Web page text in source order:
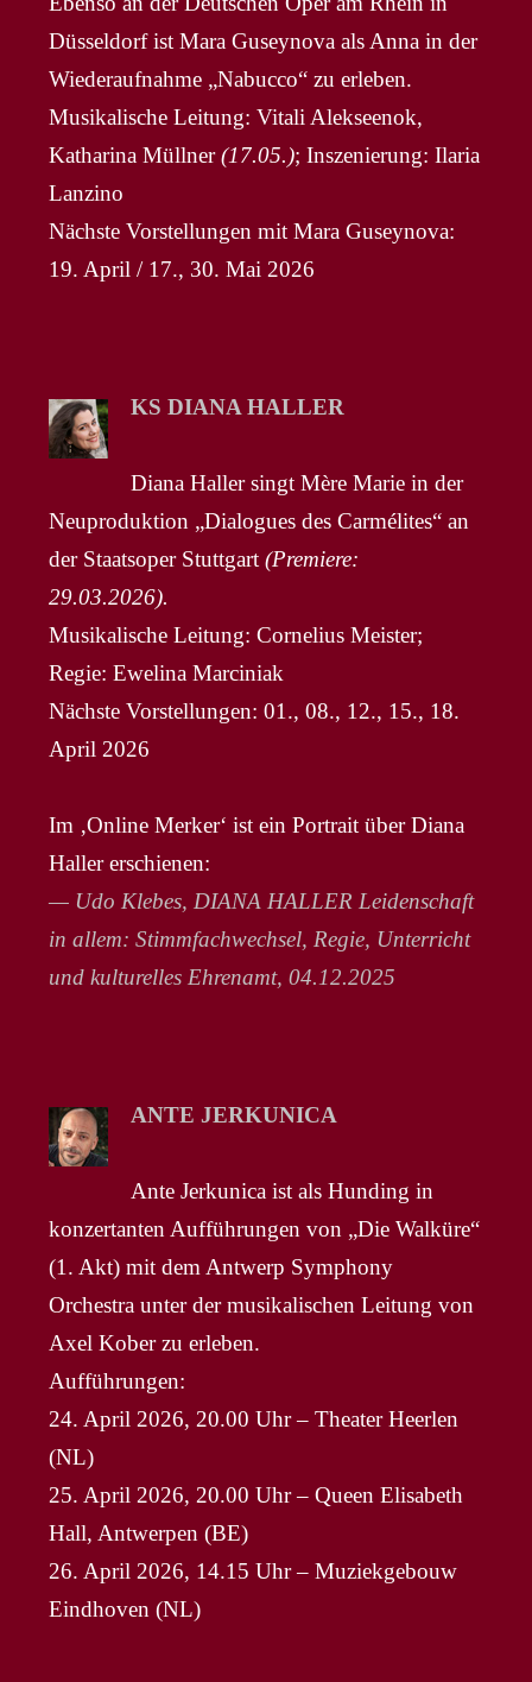
Düsseldorf ist Mara Guseynova als Anna in der
Wiederaufnahme „Nabucco“ zu erleben.
Musikalische Leitung: Vitali Alekseenok,
Katharina Müllner(17.05.); Inszenierung: Ilaria
Lanzino
Nächste Vorstellungen mit Mara Guseynova:
19. April / 17., 30. Mai 2026
KS DIANA HALLER
Diana Haller singt Mère Marie in der
Neuproduktion „Dialogues des Carmélites“ an
der Staatsoper Stuttgart(Premiere:
29.03.2026).
Musikalische Leitung: Cornelius Meister;
Regie: Ewelina Marciniak
Nächste Vorstellungen: 01., 08., 12., 15., 18.
April 2026
Im ‚Online Merker‘ ist ein Portrait über Diana
Haller erschienen:
— Udo Klebes, DIANA HALLER Leidenschaft
in allem: Stimmfachwechsel, Regie, Unterricht
und kulturelles Ehrenamt, 04.12.2025
ANTE JERKUNICA
Ante Jerkunica ist als Hunding in
konzertanten Aufführungen von „Die Walküre“
(1. Akt) mit dem Antwerp Symphony
Orchestra unter der musikalischen Leitung von
Axel Kober zu erleben.
Aufführungen:
24. April 2026, 20.00 Uhr – Theater Heerlen
(NL)
25. April 2026, 20.00 Uhr – Queen Elisabeth
Hall, Antwerpen (BE)
26. April 2026, 14.15 Uhr – Muziekgebouw
Eindhoven (NL)